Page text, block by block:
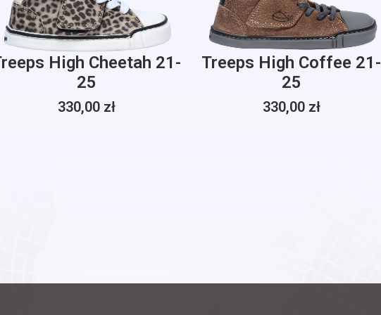
High Cheetah 21-
25
330,00 zł
Treeps High Coffee 21-
25
330,00 zł